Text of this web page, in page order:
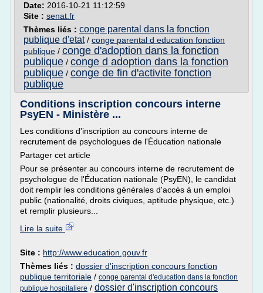
Date: 2016-10-21 11:12:59
Site : senat.fr
Thèmes liés : conge parental dans la fonction
publique d'etat/ conge parental d education fonction
publique / conge d'adoption dans la fonction
publique / conge d adoption dans la fonction
publique / conge de fin d'activite fonction
publique
Conditions inscription concours interne
PsyEN - Ministère ...
Les conditions d'inscription au concours interne de
recrutement de psychologues de l'Éducation nationale
Partager cet article
Pour se présenter au concours interne de recrutement de
psychologue de l'Éducation nationale (PsyEN), le candidat
doit remplir les conditions générales d'accès à un emploi
public (nationalité, droits civiques, aptitude physique, etc.)
et remplir plusieurs...
Lire la suite
Site : http://www.education.gouv.fr
Thèmes liés : dossier d'inscription concours fonction
publique territoriale / conge parental d'education dans la fonction
publique hospitaliere / dossier d'inscription concours